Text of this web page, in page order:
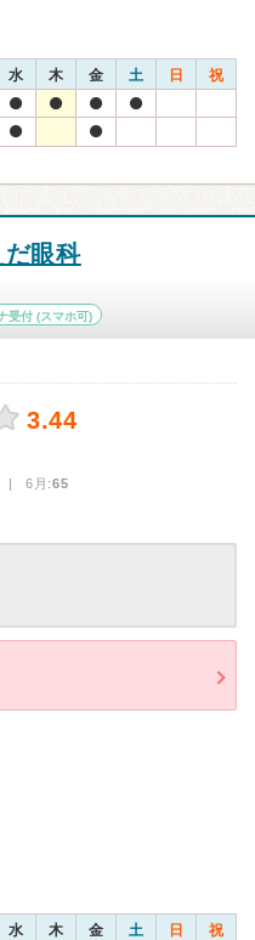
水 木 金 土 日 祝
だ眼科
受付 (スマホ可)
3.44
| 6月:65
水 木 金 土 日 祝